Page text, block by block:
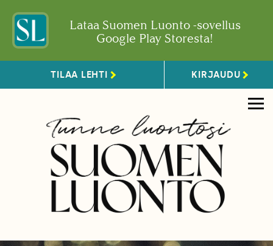
Lataa Suomen Luonto -sovellus
Google Play Storesta!
TILAA LEHTI KIRJAUDU